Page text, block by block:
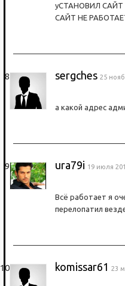
уСТАНОВИЛ
САЙТ НЕ
sergches 25
а какой адрес
ura79i 19 июля
Всё работает я
перелопатил
komissar61 23